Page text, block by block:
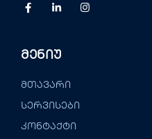
Მენიუ
მთავარი
სერვისები
კონტაქტი